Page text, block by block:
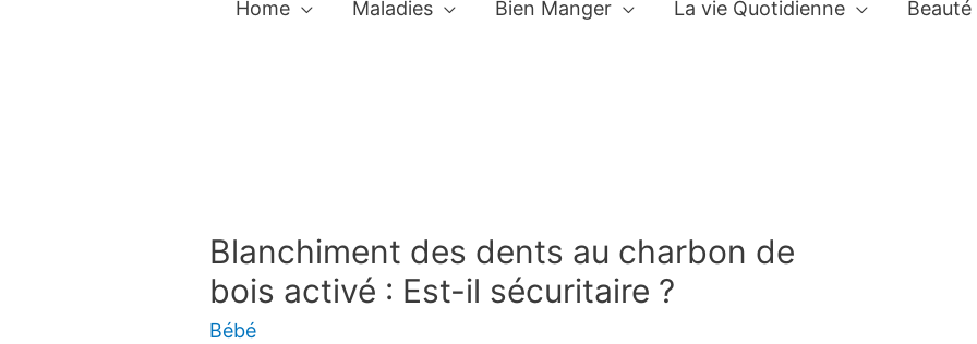
Home Maladies Bien Manger La vie Quotidienne Beauté
Blanchiment des dents au charbon de
bois activé : Est-il sécuritaire ?
Bébé